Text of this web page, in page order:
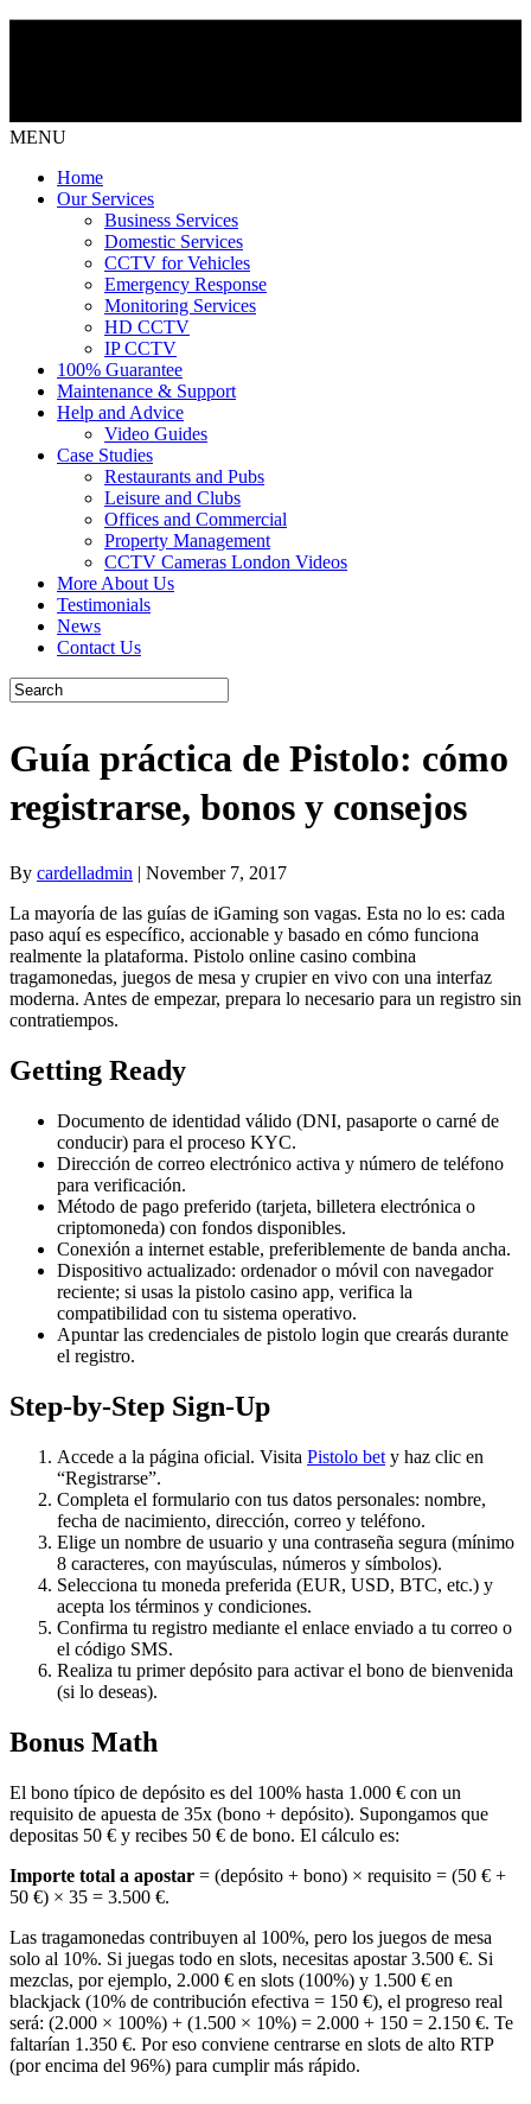
MENU
Home
Our Services
Business Services
Domestic Services
CCTV for Vehicles
Emergency Response
Monitoring Services
HD CCTV
IP CCTV
100% Guarantee
Maintenance & Support
Help and Advice
Video Guides
Case Studies
Restaurants and Pubs
Leisure and Clubs
Offices and Commercial
Property Management
CCTV Cameras London Videos
More About Us
Testimonials
News
Contact Us
Guía práctica de Pistolo: cómo
registrarse, bonos y consejos
By cardelladmin | November 7, 2017
La mayoría de las guías de iGaming son vagas. Esta no lo es: cada
paso aquí es específico, accionable y basado en cómo funciona
realmente la plataforma. Pistolo online casino combina
tragamonedas, juegos de mesa y crupier en vivo con una interfaz
moderna. Antes de empezar, prepara lo necesario para un registro sin
contratiempos.
Getting Ready
Documento de identidad válido (DNI, pasaporte o carné de
conducir) para el proceso KYC.
Dirección de correo electrónico activa y número de teléfono
para verificación.
Método de pago preferido (tarjeta, billetera electrónica o
criptomoneda) con fondos disponibles.
Conexión a internet estable, preferiblemente de banda ancha.
Dispositivo actualizado: ordenador o móvil con navegador
reciente; si usas la pistolo casino app, verifica la
compatibilidad con tu sistema operativo.
Apuntar las credenciales de pistolo login que crearás durante
el registro.
Step-by-Step Sign-Up
Accede a la página oficial. Visita Pistolo bet y haz clic en
“Registrarse”.
Completa el formulario con tus datos personales: nombre,
fecha de nacimiento, dirección, correo y teléfono.
Elige un nombre de usuario y una contraseña segura (mínimo
8 caracteres, con mayúsculas, números y símbolos).
Selecciona tu moneda preferida (EUR, USD, BTC, etc.) y
acepta los términos y condiciones.
Confirma tu registro mediante el enlace enviado a tu correo o
el código SMS.
Realiza tu primer depósito para activar el bono de bienvenida
(si lo deseas).
Bonus Math
El bono típico de depósito es del 100% hasta 1.000 € con un
requisito de apuesta de 35x (bono + depósito). Supongamos que
depositas 50 € y recibes 50 € de bono. El cálculo es:
Importe total a apostar = (depósito + bono) × requisito = (50 € +
50 €) × 35 = 3.500 €.
Las tragamonedas contribuyen al 100%, pero los juegos de mesa
solo al 10%. Si juegas todo en slots, necesitas apostar 3.500 €. Si
mezclas, por ejemplo, 2.000 € en slots (100%) y 1.500 € en
blackjack (10% de contribución efectiva = 150 €), el progreso real
será: (2.000 × 100%) + (1.500 × 10%) = 2.000 + 150 = 2.150 €. Te
faltarían 1.350 €. Por eso conviene centrarse en slots de alto RTP
(por encima del 96%) para cumplir más rápido.